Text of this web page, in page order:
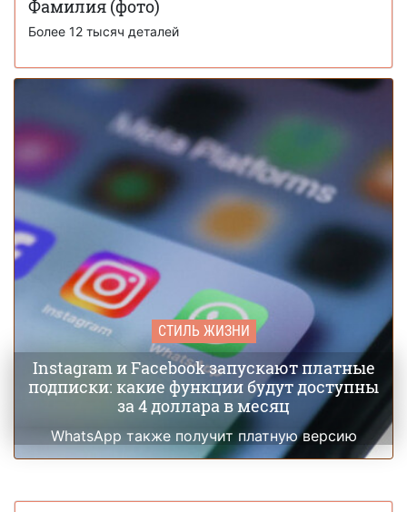
отпусков, чем у людей в 2025 году, — историки
Фамилия (фото)
Более 12 тысяч деталей
СТИЛЬ ЖИЗНИ
Instagram и Facebook запускают платные
подписки: какие функции будут доступны
за 4 доллара в месяц
WhatsApp также получит платную версию